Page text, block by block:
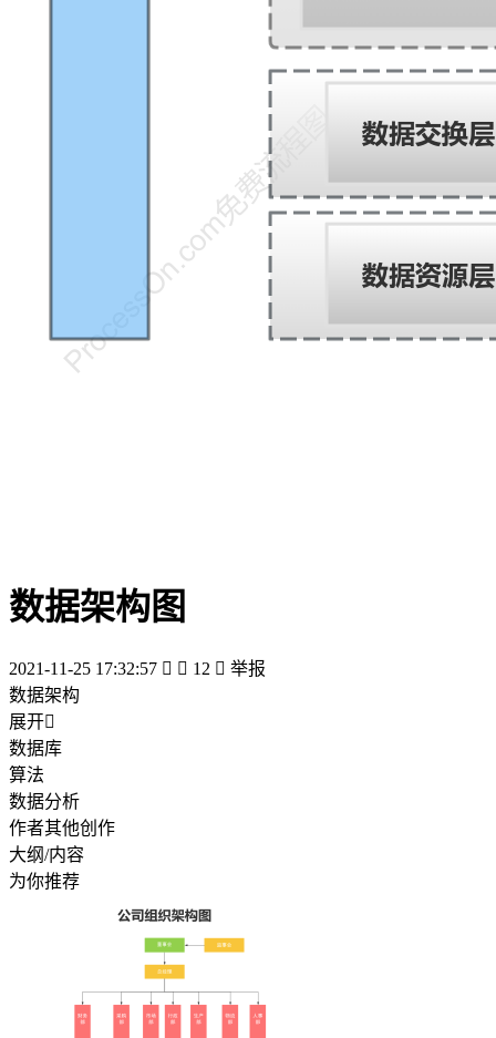
数据架构图
2021-11-25 17:32:57   12  举报
数据架构
展开
数据库
算法
数据分析
作者其他创作
大纲/内容
为你推荐